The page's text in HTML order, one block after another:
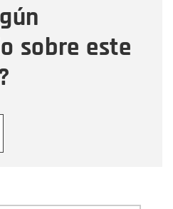
sobre este